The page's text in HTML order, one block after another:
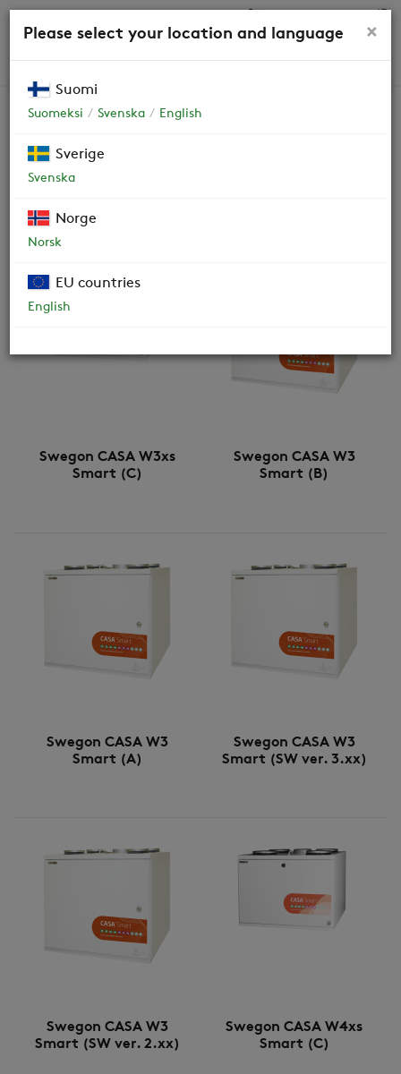
Kaikki
Ilmanvaihtokonemallit
Swegon CASA W3xs
Smart (C)
Swegon CASA W3
Smart (B)
Swegon CASA W3
Smart (A)
Swegon CASA W3
Smart (SW ver. 3.xx)
Swegon CASA W3
Smart (SW ver. 2.xx)
Swegon CASA W4xs
Smart (C)
×
Please select your location and language
Suomi
Suomeksi Svenska English
Sverige
Svenska
Norge
Norsk
EU countries
English